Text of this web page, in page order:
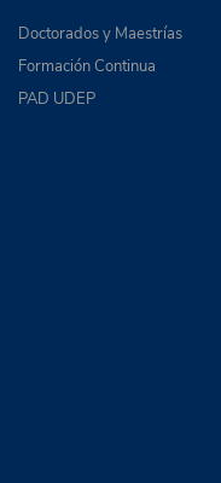
Doctorados y Maestrías
Formación Continua
PAD UDEP